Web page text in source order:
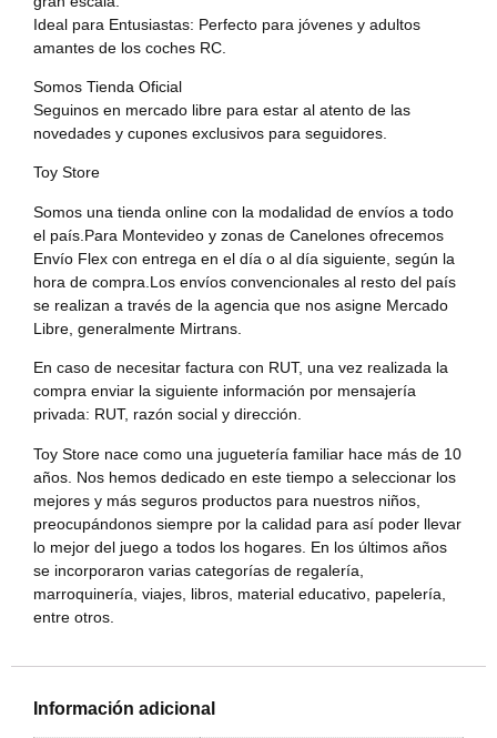
Ideal para Entusiastas: Perfecto para jóvenes y adultos
amantes de los coches RC.
Somos Tienda Oficial
Seguinos en mercado libre para estar al atento de las
novedades y cupones exclusivos para seguidores.
Toy Store
Somos una tienda online con la modalidad de envíos a todo
el país.Para Montevideo y zonas de Canelones ofrecemos
Envío Flex con entrega en el día o al día siguiente, según la
hora de compra.Los envíos convencionales al resto del país
se realizan a través de la agencia que nos asigne Mercado
Libre, generalmente Mirtrans.
En caso de necesitar factura con RUT, una vez realizada la
compra enviar la siguiente información por mensajería
privada: RUT, razón social y dirección.
Toy Store nace como una juguetería familiar hace más de 10
años. Nos hemos dedicado en este tiempo a seleccionar los
mejores y más seguros productos para nuestros niños,
preocupándonos siempre por la calidad para así poder llevar
lo mejor del juego a todos los hogares. En los últimos años
se incorporaron varias categorías de regalería,
marroquinería, viajes, libros, material educativo, papelería,
entre otros.
Información adicional